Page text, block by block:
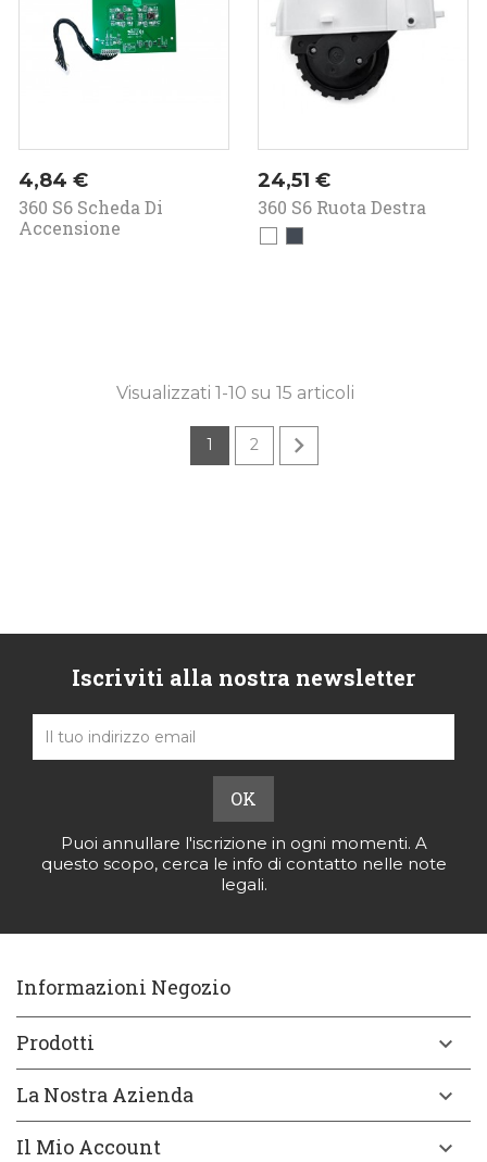
Prezzo
4,84 €
360 S6 Scheda Di
Accensione
Prezzo
24,51 €
360 S6 Ruota Destra
Visualizzati 1-10 su 15 articoli
1 2 
Iscriviti alla nostra newsletter
Puoi annullare l'iscrizione in ogni momenti. A
questo scopo, cerca le info di contatto nelle note
legali.
Informazioni Negozio
Prodotti

La Nostra Azienda

Il Mio Account
